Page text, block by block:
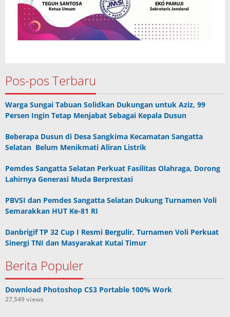
Pos-pos Terbaru
Warga Sungai Tabuan Solidkan Dukungan untuk Aziz, 99
Persen Ingin Tetap Menjabat Sebagai Kepala Dusun
Beberapa Dusun di Desa Sangkima Kecamatan Sangatta
Selatan Belum Menikmati Aliran Listrik
Pemdes Sangatta Selatan Perkuat Fasilitas Olahraga, Dorong
Lahirnya Generasi Muda Berprestasi
PBVSI dan Pemdes Sangatta Selatan Dukung Turnamen Voli
Semarakkan HUT Ke-81 RI
Danbrigif TP 32 Cup I Resmi Bergulir, Turnamen Voli Perkuat
Sinergi TNI dan Masyarakat Kutai Timur
Berita Populer
Download Photoshop CS3 Portable 100% Work
27,549 views